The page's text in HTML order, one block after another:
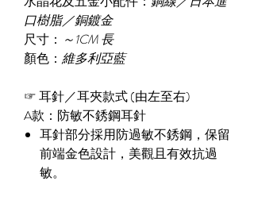
口樹脂／銅鍍金
尺寸： ～1CM 長
顏色： 維多利亞藍
☞ 耳針／耳夾款式 (由左至右)
A款：防敏不銹鋼耳針
耳針部分採用防過敏不銹鋼，保留
前端金色設計，美觀且有效抗過
敏。